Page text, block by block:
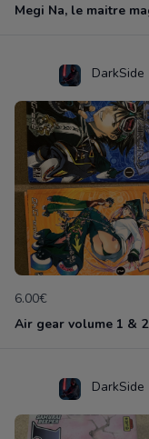
DarkSide
6.00€
Air gear volume 1 & 2
DarkSide